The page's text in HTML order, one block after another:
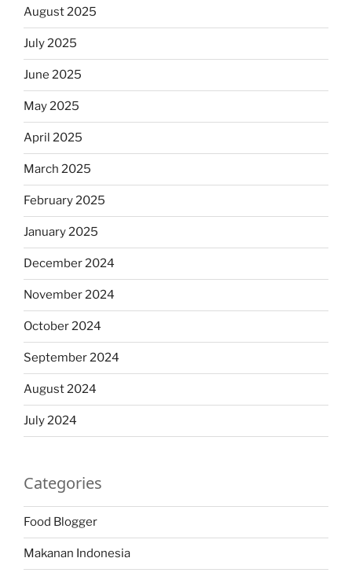
August 2025
July 2025
June 2025
May 2025
April 2025
March 2025
February 2025
January 2025
December 2024
November 2024
October 2024
September 2024
August 2024
July 2024
Categories
Food Blogger
Makanan Indonesia